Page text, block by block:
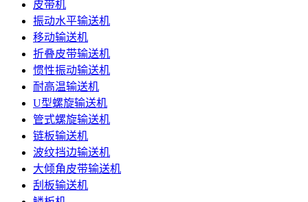
皮带机
振动水平输送机
移动输送机
折叠皮带输送机
惯性振动输送机
耐高温输送机
U型螺旋输送机
管式螺旋输送机
链板输送机
波纹挡边输送机
大倾角皮带输送机
刮板输送机